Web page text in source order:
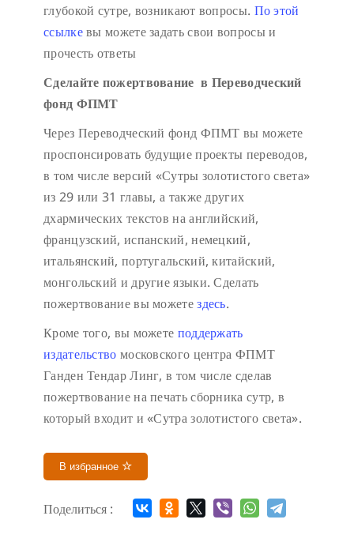
глубокой сутре, возникают вопросы. По этой
ссылкевы можете задать свои вопросы и
прочесть ответы
Сделайте пожертвование в Переводческий
фонд ФПМТ
Через Переводческий фонд ФПМТ вы можете
проспонсировать будущие проекты переводов,
в том числе версий «Сутры золотистого света»
из 29 или 31 главы, а также других
дхармических текстов на английский,
французский, испанский, немецкий,
итальянский, португальский, китайский,
монгольский и другие языки. Сделать
пожертвование вы можетездесь.
Кроме того, вы можете поддержать
издательство московского центра ФПМТ
Ганден Тендар Линг, в том числе сделав
пожертвование на печать сборника сутр, в
который входит и «Сутра золотистого света».
В избранное
Поделиться :